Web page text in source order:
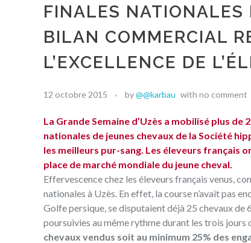
FINALES NATIONALES
BILAN COMMERCIAL
L’EXCELLENCE DE
12 octobre 2015 by@@karbau with no comment
La Grande Semaine d’Uzès a mobilisé plus
nationales de jeunes chevaux de la Société
les meilleurs pur-sang. Les éleveurs français
place de marché mondiale du jeune cheval.
Effervescence chez les éleveurs français venus,
nationales à Uzès. En effet, la course n’avait pas
Golfe persique, se disputaient déjà 25 chevaux
poursuivies au même rythme durant les trois
chevaux vendus soit au minimum 25% des